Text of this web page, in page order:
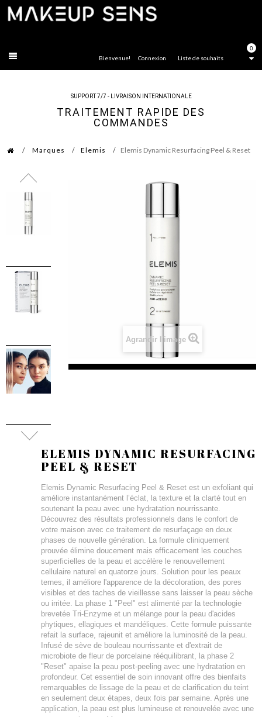
0
Liste de souhaits
Bienvenue! Connexion
SUPPORT 7/7 - LIVRAISON INTERNATIONALE
TRAITEMENT RAPIDE DES
COMMANDES
Marques Elemis Elemis Dynamic Resurfacing Peel & Reset
Agrandir l'image
ELEMIS DYNAMIC RESURFACING
PEEL & RESET
Elemis Dynamic Resurfacing Peel & Reset est un exfoliant qui
améliore instantanément l’éclat, la texture et la clarté tout en
soutenant la peau avec une hydratation nourrissante.
Découvrez des résultats professionnels dans le confort de
votre maison avec ce traitement de resurfaçage en deux
phases de nouvelle génération. La formule cliniquement
prouvée élimine doucement mais efficacement les couches
superficielles de la peau et accélère le renouvellement
cellulaire naturel en quatorze jours. Solution pour les peaux
ternes, il améliore l'apparence de la décoloration, des pores
visibles et des taches de vieillesse sans laisser la peau sèche
ou irritée. La phase 1 "Peel" est alimenté par la technologie
brevetée Tri-Enzyme et un mélange pour la peau d'acides
phytiques, ellagiques et mandéliques. Cette formule puissante
refait la surface, rajeunit et améliore la luminosité de la peau.
Infusé de sève de bouleau nourrissante et d'extrait de
microbiote de fleur de porcelaine rééquilibrant, la phase 2
"Reset" apaise la peau post-peeling avec une hydratation en
profondeur. Cet essentiel de soin innovant offre des bienfaits
remarquables de lissage de la peau et de clarification du teint
en seulement deux étapes, deux fois par semaine. Après une
application, la peau est plus lumineuse et renouvelée avec une